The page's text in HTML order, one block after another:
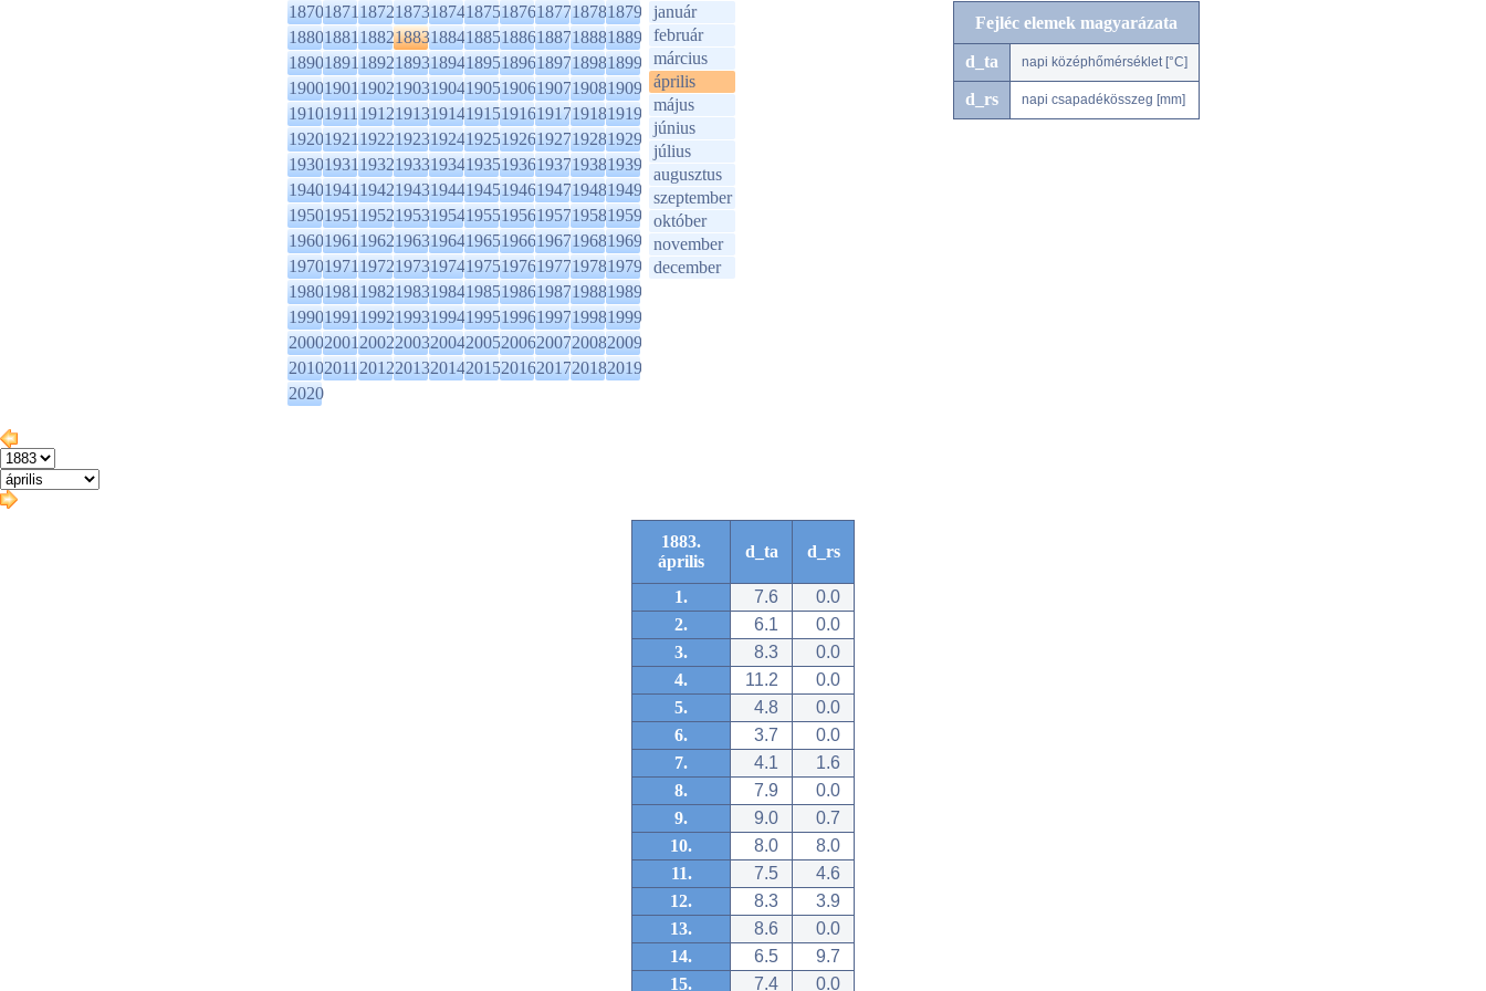
1870187118721873187418751876187718781879
1880188118821883188418851886188718881889
1890189118921893189418951896189718981899
1900190119021903190419051906190719081909
1910191119121913191419151916191719181919
1920192119221923192419251926192719281929
1930193119321933193419351936193719381939
1940194119421943194419451946194719481949
1950195119521953195419551956195719581959
1960196119621963196419651966196719681969
1970197119721973197419751976197719781979
1980198119821983198419851986198719881989
1990199119921993199419951996199719981999
2000200120022003200420052006200720082009
2010201120122013201420152016201720182019
2020
január
február
március
április
május
június
július
augusztus
szeptember
október
november
december
Fejléc elemek magyarázata
d_ta napi középhőmérséklet [°C]
d_rs napi csapadékösszeg [mm]
1883.
április
d_ta d_rs
1. 7.6
0.0
2.
6.1
0.0
3.
8.3
0.0
4.
11.2
0.0
5.
4.8
0.0
6.
3.7
0.0
7.
4.1
1.6
8.
7.9
0.0
9.
9.0
0.7
10.
8.0
8.0
11.
7.5
4.6
12.
8.3
3.9
13.
8.6
0.0
14.
6.5
9.7
15.
7.4 0.0